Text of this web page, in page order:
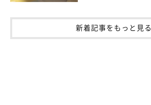
新着記事をもっと見る